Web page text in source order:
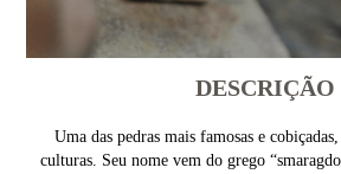
DESCRIÇÃO
Uma das pedras mais famosas e
culturas. Seu nome vem do grego